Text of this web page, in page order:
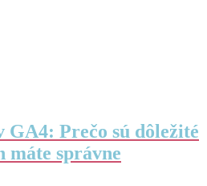
GA4: Prečo sú dôležité
máte správne